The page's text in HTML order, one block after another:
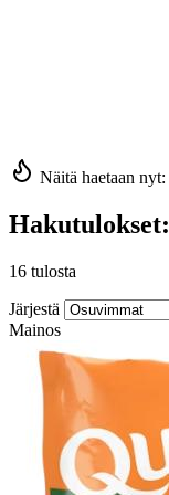
Näitä haetaan nyt:
Hakutulokset:
16 tulosta
Järjestä
Mainos